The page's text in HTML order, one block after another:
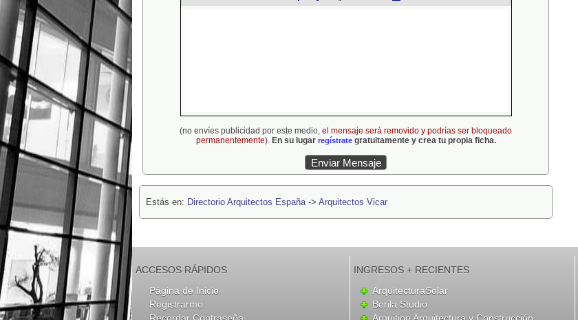
(no envíes publicidad por este medio, el mensaje será removido y podrías ser bloqueado
permanentemente). En su lugar regístrategratuitamente y crea tu propia ficha.
Estás en: Directorio Arquitectos España-> Arquitectos Vicar
ACCESOS RÁPIDOS
Página de Inicio
Registrarme
INGRESOS + RECIENTES
ArquitecturaSolar
Berila Studio